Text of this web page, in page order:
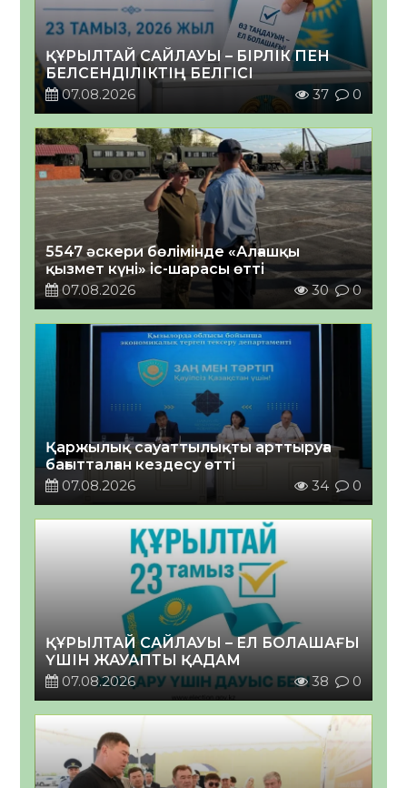
ҚҰРЫЛТАЙ САЙЛАУЫ – БІРЛІК ПЕН
БЕЛСЕНДІЛІКТІҢ БЕЛГІСІ
07.08.2026
37 0
5547 әскери бөлімінде «Алғашқы
қызмет күні» іс-шарасы өтті
07.08.2026
30 0
Қаржылық сауаттылықты арттыруға
бағытталған кездесу өтті
07.08.2026
34 0
ҚҰРЫЛТАЙ САЙЛАУЫ – ЕЛ БОЛАШАҒЫ
ҮШІН ЖАУАПТЫ ҚАДАМ
07.08.2026
38 0